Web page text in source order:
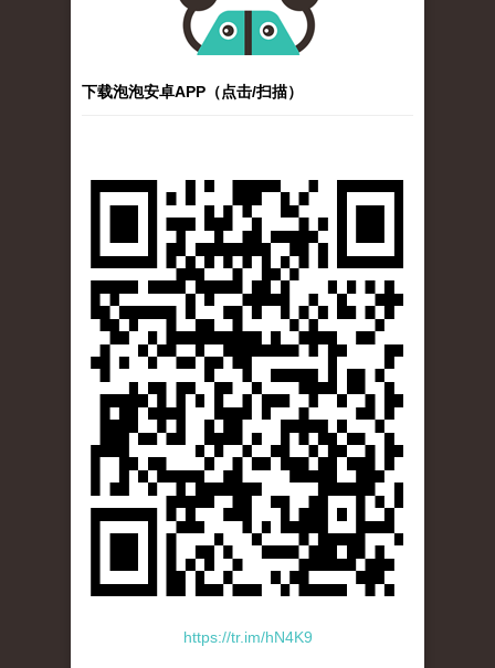
下载泡泡安卓APP（点击/扫描）
https://tr.im/hN4K9